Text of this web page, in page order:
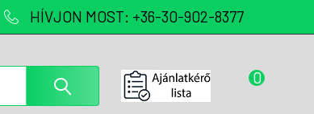
HÍVJON MOST: +36-30-902-8377
0